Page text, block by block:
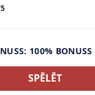
100%
SPĒLĒT